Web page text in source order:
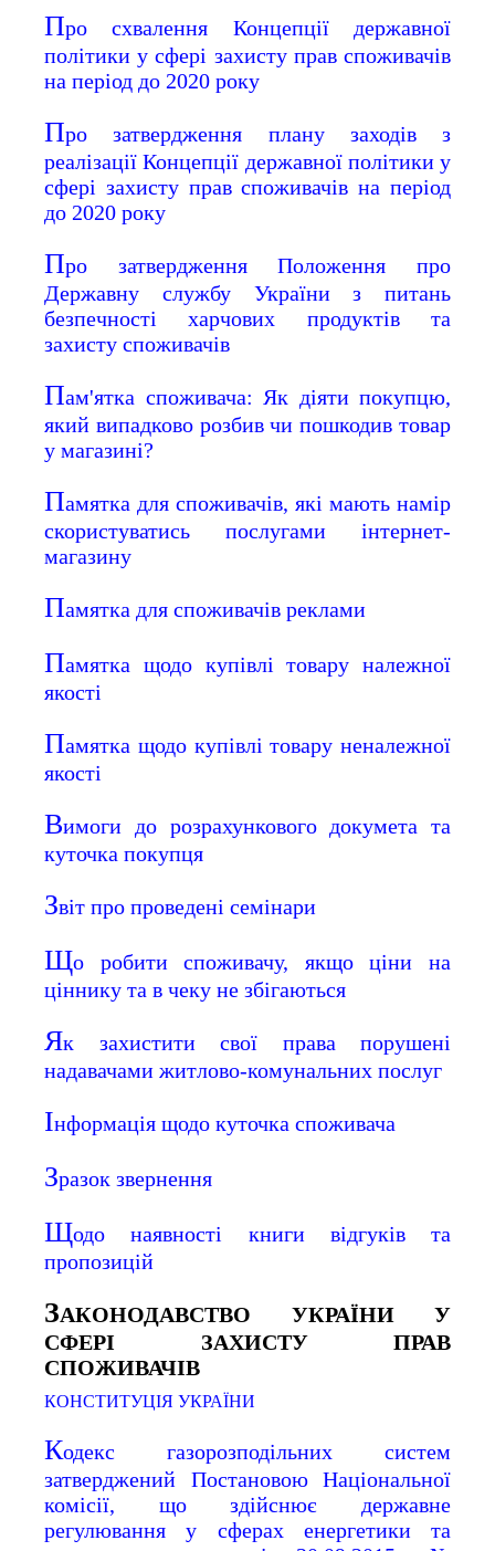
Про схвалення Концепції державної
політики у сфері захисту прав споживачів
на період до 2020 року
Про затвердження плану заходів з
реалізації Концепції державної політики у
сфері захисту прав споживачів на період
до 2020 року
Про затвердження Положення про
Державну службу України з питань
безпечності харчових продуктів та
захисту споживачів
Пам'ятка споживача: Як діяти покупцю,
який випадково розбив чи пошкодив товар
у магазині?
Памятка для споживачів, які мають намір
скористуватись послугами інтернет-
магазину
Памятка для споживачів реклами
Памятка щодо купівлі товару належної
якості
Памятка щодо купівлі товару неналежної
якості
Вимоги до розрахункового докумета та
куточка покупця
Звіт про проведені семінари
Що робити споживачу, якщо ціни на
ціннику та в чеку не збігаються
Як захистити свої права порушені
надавачами житлово-комунальних послуг
Інформація щодо куточка споживача
Зразок звернення
Щодо наявності книги відгуків та
пропозицій
ЗАКОНОДАВСТВО УКРАЇНИ У
СФЕРІ ЗАХИСТУ ПРАВ
СПОЖИВАЧІВ
КОНСТИТУЦІЯ УКРАЇНИ
Кодекс газорозподільних систем
затверджений Постановою Національної
комісії, що здійснює державне
регулювання у сферах енергетики та